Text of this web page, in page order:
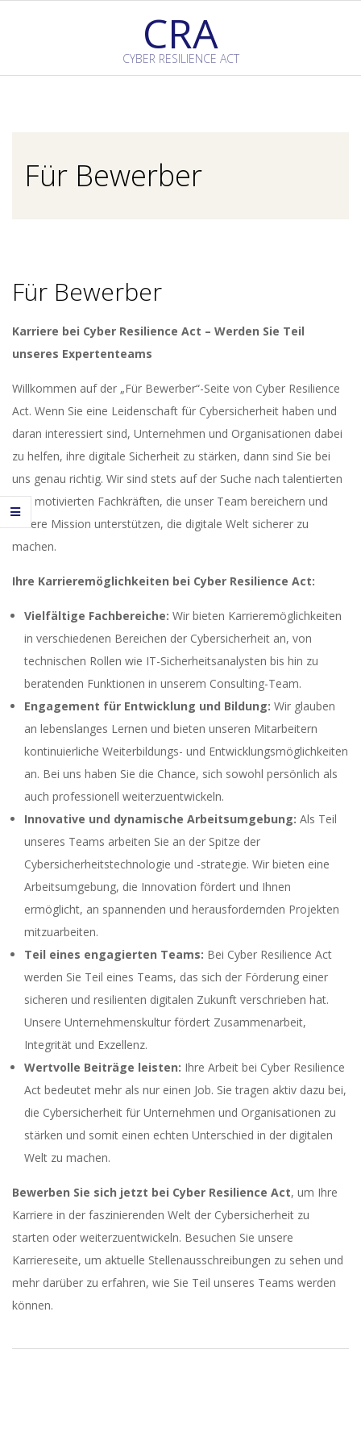
CRA
CYBER RESILIENCE ACT
Für Bewerber
Für Bewerber
Karriere bei Cyber Resilience Act – Werden Sie Teil
unseres Expertenteams
Willkommen auf der „Für Bewerber“-Seite von Cyber Resilience
Act. Wenn Sie eine Leidenschaft für Cybersicherheit haben und
daran interessiert sind, Unternehmen und Organisationen dabei
zu helfen, ihre digitale Sicherheit zu stärken, dann sind Sie bei
uns genau richtig. Wir sind stets auf der Suche nach talentierten
und motivierten Fachkräften, die unser Team bereichern und
unsere Mission unterstützen, die digitale Welt sicherer zu
machen.
Ihre Karrieremöglichkeiten bei Cyber Resilience Act:
Vielfältige Fachbereiche: Wir bieten Karrieremöglichkeiten
in verschiedenen Bereichen der Cybersicherheit an, von
technischen Rollen wie IT-Sicherheitsanalysten bis hin zu
beratenden Funktionen in unserem Consulting-Team.
Engagement für Entwicklung und Bildung: Wir glauben
an lebenslanges Lernen und bieten unseren Mitarbeitern
kontinuierliche Weiterbildungs- und Entwicklungsmöglichkeiten
an. Bei uns haben Sie die Chance, sich sowohl persönlich als
auch professionell weiterzuentwickeln.
Innovative und dynamische Arbeitsumgebung: Als Teil
unseres Teams arbeiten Sie an der Spitze der
Cybersicherheitstechnologie und -strategie. Wir bieten eine
Arbeitsumgebung, die Innovation fördert und Ihnen
ermöglicht, an spannenden und herausfordernden Projekten
mitzuarbeiten.
Teil eines engagierten Teams: Bei Cyber Resilience Act
werden Sie Teil eines Teams, das sich der Förderung einer
sicheren und resilienten digitalen Zukunft verschrieben hat.
Unsere Unternehmenskultur fördert Zusammenarbeit,
Integrität und Exzellenz.
Wertvolle Beiträge leisten: Ihre Arbeit bei Cyber Resilience
Act bedeutet mehr als nur einen Job. Sie tragen aktiv dazu bei,
die Cybersicherheit für Unternehmen und Organisationen zu
stärken und somit einen echten Unterschied in der digitalen
Welt zu machen.
Bewerben Sie sich jetzt bei Cyber Resilience Act, um Ihre
Karriere in der faszinierenden Welt der Cybersicherheit zu
starten oder weiterzuentwickeln. Besuchen Sie unsere
Karriereseite, um aktuelle Stellenausschreibungen zu sehen und
mehr darüber zu erfahren, wie Sie Teil unseres Teams werden
können.